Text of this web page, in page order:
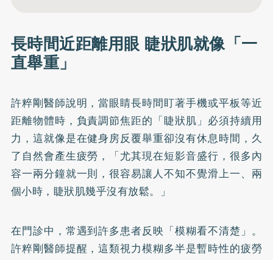
長時間近距離用眼 睫狀肌就像「一
直舉重」
許粹剛醫師說明，當眼睛長時間盯著手機或平板等近
距離物體時，負責調節焦距的「睫狀肌」必須持續用
力，這就像是在健身房反覆舉重卻沒有休息時間，久
了自然會產生疲勞，「尤其現在短影音盛行，很多內
容一兩分鐘就一則，很容易讓人不知不覺滑上一、兩
個小時，睫狀肌幾乎沒有放鬆。」
在門診中，常遇到許多患者反映「模糊看不清楚」。
許粹剛醫師提醒，這類視力模糊多半是暫時性的疲勞